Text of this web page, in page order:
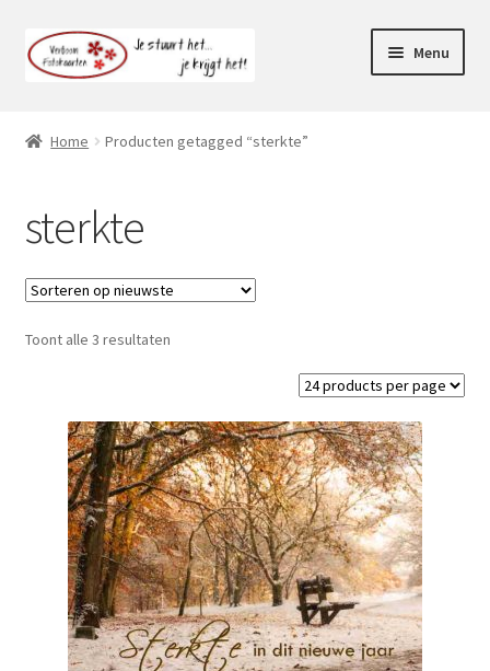
Ga
door
Ga
naar
Menu
Mijn account
Home Producten getagged “sterkte”
sterkte
Toont alle 3 resultaten